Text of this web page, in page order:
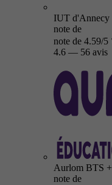
IUT d'Annecy
note de
note de 4.59/5
4.6 — 56 avis
Aurlom BTS +
note de